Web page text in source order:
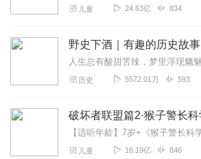
儿童 24.63亿 834
野史下酒｜有趣的历史故事
历史 5572.01万 593
儿童 16.19亿 846